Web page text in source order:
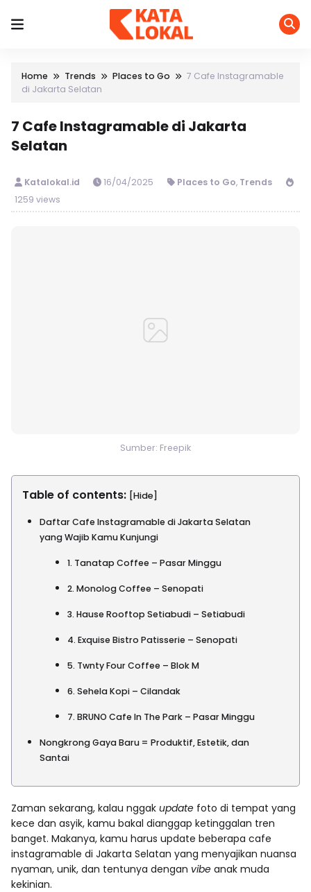
Home Trends Places to Go
7 Cafe Instagramable
di Jakarta Selatan
7 Cafe Instagramable di Jakarta
Selatan
Katalokal.id 16/04/2025 Places to Go, Trends
1259 views
Sumber: Freepik
Table of contents: [Hide]
Daftar Cafe Instagramable di Jakarta Selatan
yang Wajib Kamu Kunjungi
1. Tanatap Coffee – Pasar Minggu
2. Monolog Coffee – Senopati
3. Hause Rooftop Setiabudi – Setiabudi
4. Exquise Bistro Patisserie – Senopati
5. Twnty Four Coffee – Blok M
6. Sehela Kopi – Cilandak
7. BRUNO Cafe In The Park – Pasar Minggu
Nongkrong Gaya Baru = Produktif, Estetik, dan
Santai
Zaman sekarang, kalau nggak update foto di tempat yang
kece dan asyik, kamu bakal dianggap ketinggalan tren
banget. Makanya, kamu harus update beberapa cafe
instagramable di Jakarta Selatan yang menyajikan nuansa
nyaman, unik, dan tentunya dengan vibe anak muda
kekinian.